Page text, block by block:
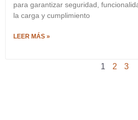
para garantizar seguridad,
la carga y cumplimiento
LEER MÁS »
1 2 3